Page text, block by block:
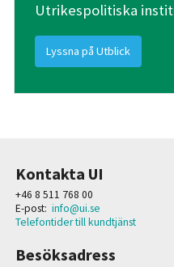
Utrikespolitiska
Lyssna på Utblick
Kontakta UI
+46 8 511 768 00
E-post: info@ui.se
Telefontider till kundtjänst
Besöksadress